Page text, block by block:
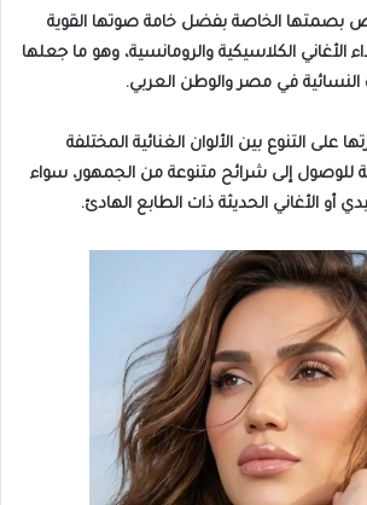
بصمتها الخاصة بفضل خامة صوتها القوية
الأغاني الكلاسيكية والرومانسية، وهو ما جعلها
النسائية في مصر والوطن العربي.
على التنوع بين الألوان الغنائية المختلفة
إلى شرائح متنوعة من الجمهور، سواء
أو الأغاني الحديثة ذات الطابع الهادئ.